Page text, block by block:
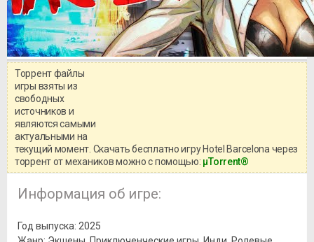
Торрент файлы
игры взяты из
свободных
источников и
являются самыми
актуальными на
текущий момент. Скачать бесплатно игру Hotel Barcelona через
торрент от механиков можно с помощью: μTorrent®
Информация об игре:
Год выпуска: 2025